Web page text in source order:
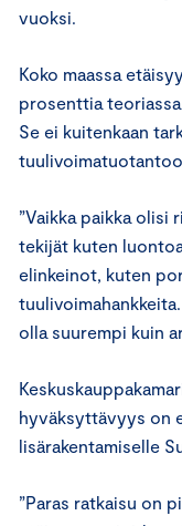
vuoksi.
Koko maassa
prosenttia
Se ei kuitenkaan
”Vaikka paikka olisi
tekijät kuten
elinkeinot, kuten
olla suurempi kuin
hyväksyttävyys on
lisärakentamiselle
”Paras ratkaisu on